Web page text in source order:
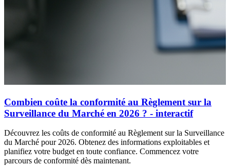
Combien coûte la conformité au Règlement sur la
Surveillance du Marché en 2026 ? - interactif
Découvrez les coûts de conformité au Règlement sur la Surveillance
du Marché pour 2026. Obtenez des informations exploitables et
planifiez votre budget en toute confiance. Commencez votre
parcours de conformité dès maintenant.